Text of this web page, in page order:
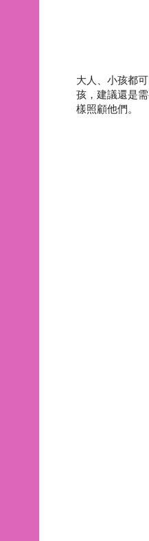
大人、小孩都
孩，建議還是
樣照顧他們。